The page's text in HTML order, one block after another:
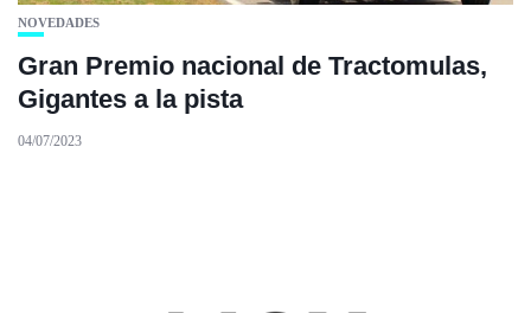
NOVEDADES
Gran Premio nacional de Tractomulas,
Gigantes a la pista
04/07/2023